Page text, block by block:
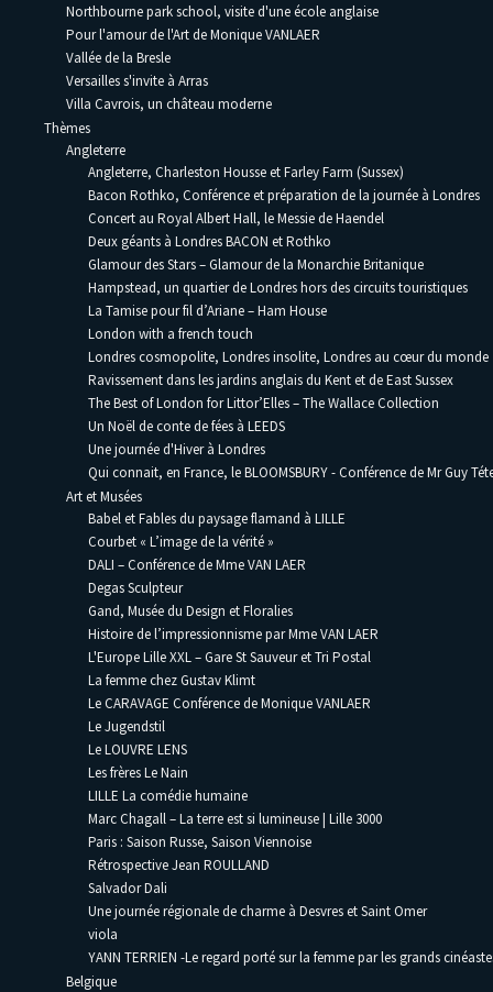
Northbourne park school, visite d'une école anglaise
Pour l'amour de l'Art de Monique VANLAER
Vallée de la Bresle
Versailles s'invite à Arras
Villa Cavrois, un château moderne
Thèmes
Angleterre
Angleterre, Charleston Housse et Farley Farm (Sussex)
Bacon Rothko, Conférence et préparation de la journée à Londres
Concert au Royal Albert Hall, le Messie de Haendel
Deux géants à Londres BACON et Rothko
Glamour des Stars – Glamour de la Monarchie Britanique
Hampstead, un quartier de Londres hors des circuits touristiques
La Tamise pour fil d’Ariane – Ham House
London with a french touch
Londres cosmopolite, Londres insolite, Londres au cœur du monde
Ravissement dans les jardins anglais du Kent et de East Sussex
The Best of London for Littor’Elles – The Wallace Collection
Un Noël de conte de fées à LEEDS
Une journée d'Hiver à Londres
Qui connait, en France, le BLOOMSBURY - Conférence de Mr Guy
Art et Musées
Babel et Fables du paysage flamand à LILLE
Courbet « L’image de la vérité »
DALI – Conférence de Mme VAN LAER
Degas Sculpteur
Gand, Musée du Design et Floralies
Histoire de l’impressionnisme par Mme VAN LAER
L'Europe Lille XXL – Gare St Sauveur et Tri Postal
La femme chez Gustav Klimt
Le CARAVAGE Conférence de Monique VANLAER
Le Jugendstil
Le LOUVRE LENS
Les frères Le Nain
LILLE La comédie humaine
Marc Chagall – La terre est si lumineuse | Lille 3000
Paris : Saison Russe, Saison Viennoise
Rétrospective Jean ROULLAND
Salvador Dali
Une journée régionale de charme à Desvres et Saint Omer
viola
YANN TERRIEN -Le regard porté sur la femme par les grands
Belgique